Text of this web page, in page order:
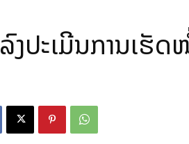
ລົງປະເມີນການເຮັ